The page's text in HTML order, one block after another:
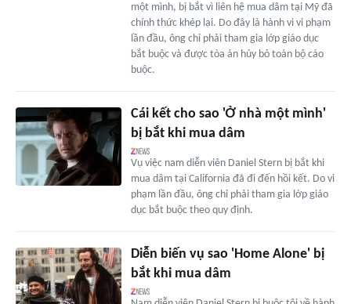
một mình, bị bắt vì liên hệ mua dâm tại Mỹ đã
chính thức khép lại. Do đây là hành vi vi phạm
lần đầu, ông chỉ phải tham gia lớp giáo dục
bắt buộc và được tòa án hủy bỏ toàn bộ cáo
buộc.
Cái kết cho sao 'Ở nhà một mình'
bị bắt khi mua dâm
Vụ việc nam diễn viên Daniel Stern bị bắt khi
mua dâm tại California đã đi đến hồi kết. Do vi
phạm lần đầu, ông chỉ phải tham gia lớp giáo
dục bắt buộc theo quy định.
Diễn biến vụ sao 'Home Alone' bị
bắt khi mua dâm